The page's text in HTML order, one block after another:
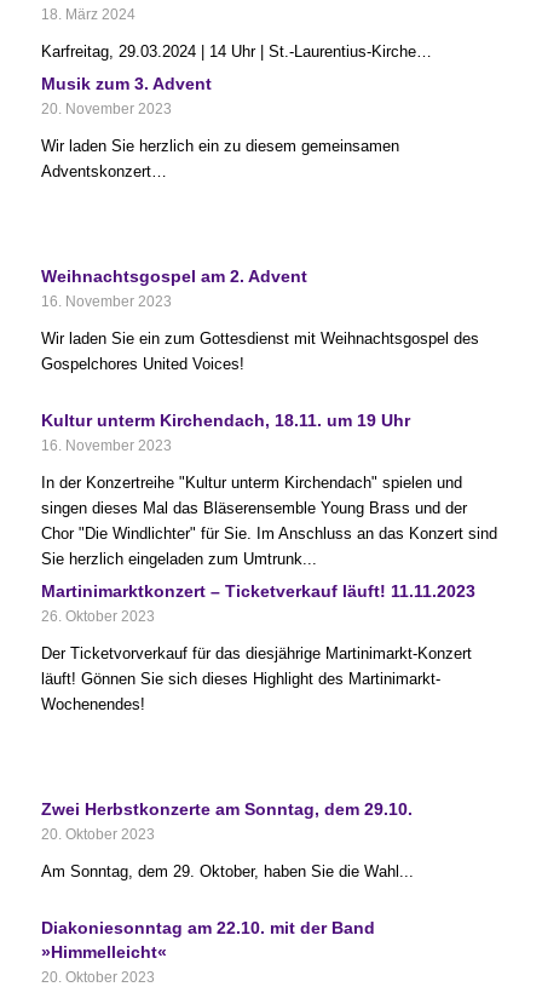
18. März 2024
Karfreitag, 29.03.2024 | 14 Uhr | St.-Laurentius-Kirche…
Musik zum 3. Advent
20. November 2023
Wir laden Sie herzlich ein zu diesem gemeinsamen
Adventskonzert…
Weihnachtsgospel am 2. Advent
16. November 2023
Wir laden Sie ein zum Gottesdienst mit Weihnachtsgospel des
Gospelchores United Voices!
Kultur unterm Kirchendach, 18.11. um 19 Uhr
16. November 2023
In der Konzertreihe "Kultur unterm Kirchendach" spielen und
singen dieses Mal das Bläserensemble Young Brass und der
Chor "Die Windlichter" für Sie. Im Anschluss an das Konzert sind
Sie herzlich eingeladen zum Umtrunk...
Martinimarktkonzert – Ticketverkauf läuft! 11.11.2023
26. Oktober 2023
Der Ticketvorverkauf für das diesjährige Martinimarkt-Konzert
läuft! Gönnen Sie sich dieses Highlight des Martinimarkt-
Wochenendes!
Zwei Herbstkonzerte am Sonntag, dem 29.10.
20. Oktober 2023
Am Sonntag, dem 29. Oktober, haben Sie die Wahl...
Diakoniesonntag am 22.10. mit der Band
»Himmelleicht«
20. Oktober 2023